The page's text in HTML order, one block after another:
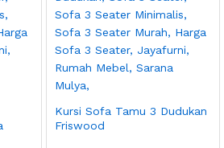
Kursi Sofa Tamu 3 Dudukan
Friswood